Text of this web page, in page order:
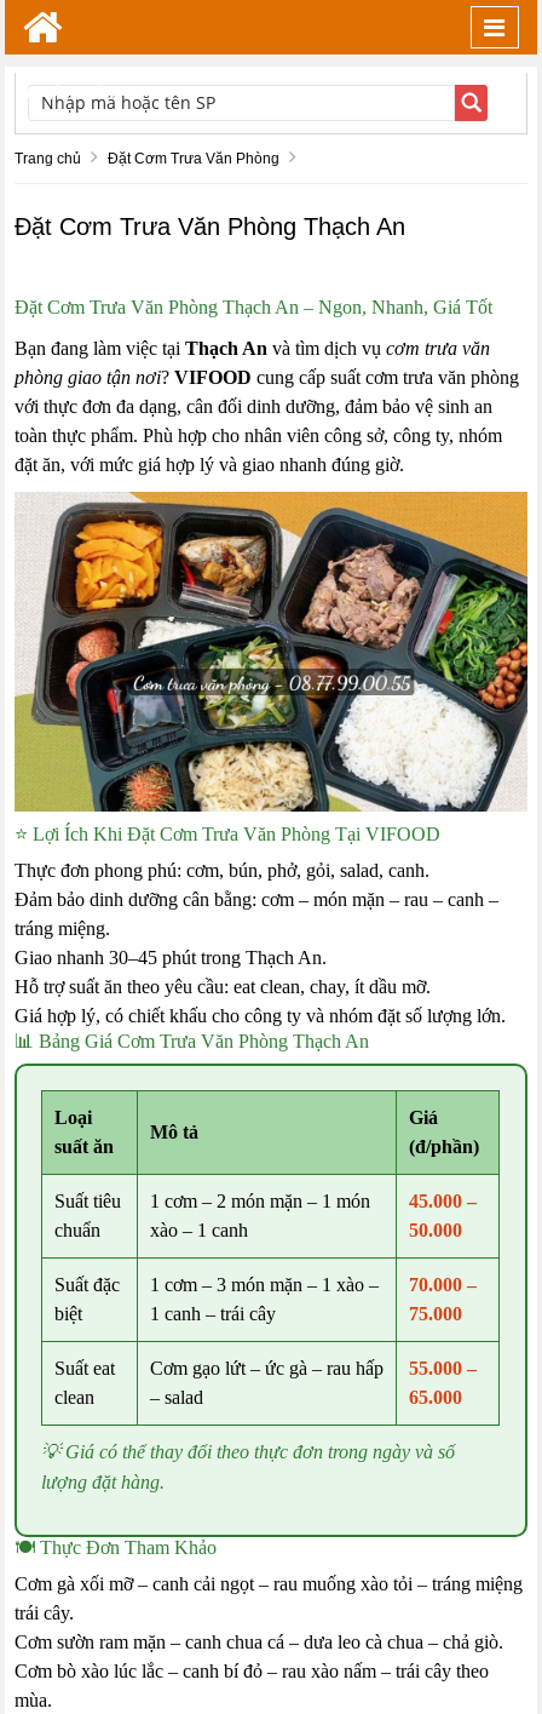
TÌM KIẾM
Trang chủ Đặt Cơm Trưa Văn Phòng
Đặt Cơm Trưa Văn Phòng Thạch An
Đặt Cơm Trưa Văn Phòng Thạch An – Ngon, Nhanh, Giá Tốt
Bạn đang làm việc tạiThạch An và tìm dịch vụcơm trưa văn
phòng giao tận nơi?VIFOOD cung cấp suất cơm trưa văn phòng
với thực đơn đa dạng, cân đối dinh dưỡng, đảm bảo vệ sinh an
toàn thực phẩm. Phù hợp cho nhân viên công sở, công ty, nhóm
đặt ăn, với mức giá hợp lý và giao nhanh đúng giờ.
⭐ Lợi Ích Khi Đặt Cơm Trưa Văn Phòng Tại VIFOOD
Thực đơn phong phú: cơm, bún, phở, gỏi, salad, canh.
Đảm bảo dinh dưỡng cân bằng: cơm – món mặn – rau – canh –
tráng miệng.
Giao nhanh 30–45 phút trong Thạch An.
Hỗ trợ suất ăn theo yêu cầu: eat clean, chay, ít dầu mỡ.
Giá hợp lý, có chiết khấu cho công ty và nhóm đặt số lượng lớn.
📊 Bảng Giá Cơm Trưa Văn Phòng Thạch An
Loại
suất ăn
Mô tả
Giá
(đ/phần)
Suất tiêu
chuẩn
1 cơm – 2 món mặn – 1 món
xào – 1 canh
45.000 –
50.000
Suất đặc
biệt
1 cơm – 3 món mặn – 1 xào –
1 canh – trái cây
70.000 –
75.000
Suất eat
clean
Cơm gạo lứt – ức gà – rau hấp
– salad
55.000 –
65.000
💡 Giá có thể thay đổi theo thực đơn trong ngày và số
lượng đặt hàng.
🍽️ Thực Đơn Tham Khảo
Cơm gà xối mỡ – canh cải ngọt – rau muống xào tỏi – tráng miệng
trái cây.
Cơm sườn ram mặn – canh chua cá – dưa leo cà chua – chả giò.
Cơm bò xào lúc lắc – canh bí đỏ – rau xào nấm – trái cây theo
mùa.